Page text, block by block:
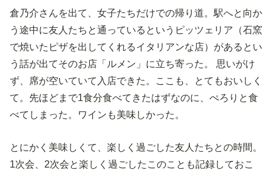
倉乃介さんを出て、女子たちだけでの帰り道。駅へと向か
う途中に友人たちと通っているというピッツェリア（石窯
で焼いたピザを出してくれるイタリアンな店）があるとい
う話が出てそのお店「ルメン」に立ち寄った。 思いがけ
ず、席が空いていて入店できた。ここも、とてもおいしく
て。先ほどまで1食分食べてきたはずなのに、ぺろりと食
べてしまった。ワインも美味しかった。
とにかく美味しくて、楽しく過ごした友人たちとの時間。
1次会、2次会と楽しく過ごしたこのことも記録しておこ